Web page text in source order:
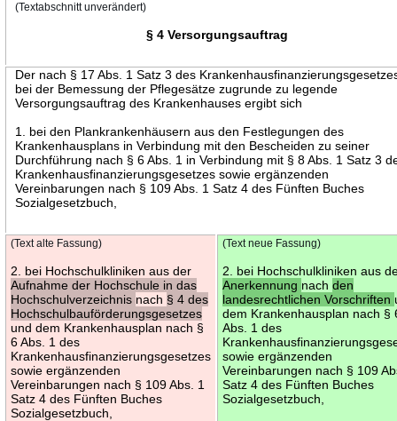
(Textabschnitt unverändert)
§ 4 Versorgungsauftrag
Der nach § 17 Abs. 1 Satz 3 des
bei der Bemessung der Pflegesätze zugrunde zu legende
Versorgungsauftrag des Krankenhauses ergibt sich
1. bei den Plankrankenhäusern aus den Festlegungen des
Krankenhausplans in Verbindung mit den Bescheiden zu seiner
Durchführung nach § 6 Abs. 1 in Verbindung mit § 8 Abs. 1 Satz 3
Krankenhausfinanzierungsgesetzes sowie ergänzenden
Vereinbarungen nach § 109 Abs. 1 Satz 4 des Fünften Buches
Sozialgesetzbuch,
(Text alte Fassung)
2. bei Hochschulkliniken aus der
Aufnahme der Hochschule in das
Hochschulverzeichnis nach § 4 des
Hochschulbauförderungsgesetzes
und dem Krankenhausplan nach §
6 Abs. 1 des
Krankenhausfinanzierungsgesetzes
sowie ergänzenden
Vereinbarungen nach § 109 Abs. 1
Satz 4 des Fünften Buches
Sozialgesetzbuch,
(Text neue Fassung)
2. bei Hochschulkliniken aus
Anerkennung nachden
landesrechtlichen Vorschriften
dem Krankenhausplan nach §
Abs. 1 des
sowie ergänzenden
Vereinbarungen nach § 109
Satz 4 des Fünften Buches
Sozialgesetzbuch,